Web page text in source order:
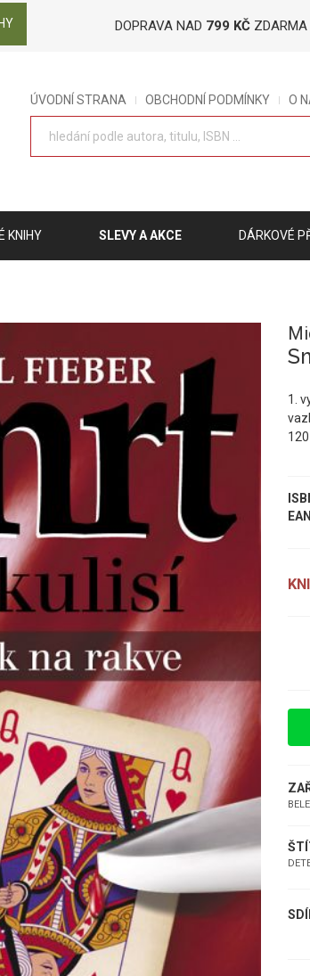
DOPRAVA NAD 799 KČ ZDARMA
ÚVODNÍ STRANA OBCHODNÍ PODMÍNKY O
KNIHY SLEVY A AKCE DÁRKOVÉ
1.